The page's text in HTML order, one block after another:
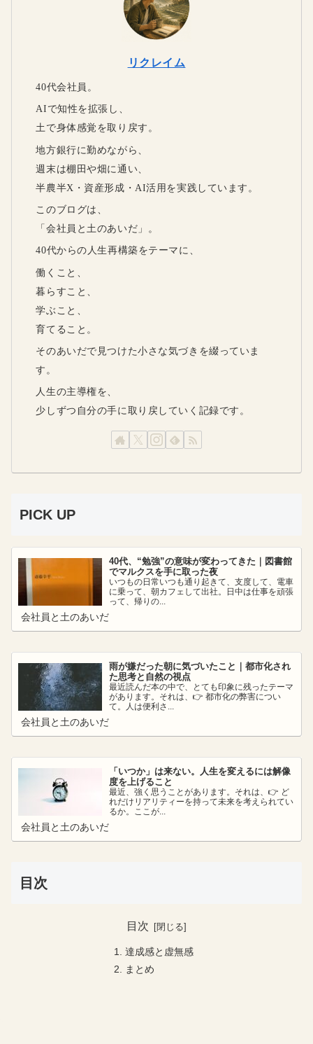
リクレイム
40代会社員。
AIで知性を拡張し、
土で身体感覚を取り戻す。
地方銀行に勤めながら、
週末は棚田や畑に通い、
半農半X・資産形成・AI活用を実践しています。
このブログは、
「会社員と土のあいだ」。
40代からの人生再構築をテーマに、
働くこと、
暮らすこと、
学ぶこと、
育てること。
そのあいだで見つけた小さな気づきを綴っていま
す。
人生の主導権を、
少しずつ自分の手に取り戻していく記録です。
PICK UP
40代、“勉強”の意味が変わってきた｜図書館
でマルクスを手に取った夜
いつもの日常いつも通り起きて、支度して、電車
に乗って、朝カフェして出社。日中は仕事を頑張
って、帰りの...
会社員と土のあいだ
雨が嫌だった朝に気づいたこと｜都市化され
た思考と自然の視点
最近読んだ本の中で、とても印象に残ったテーマ
があります。それは、👉 都市化の弊害につい
て。人は便利さ...
会社員と土のあいだ
「いつか」は来ない。人生を変えるには解像
度を上げること
最近、強く思うことがあります。それは、👉 ど
れだけリアリティーを持って未来を考えられてい
るか。ここが...
会社員と土のあいだ
目次
目次
達成感と虚無感
まとめ